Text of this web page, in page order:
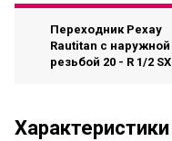
Переходник Рехау
Rautitan с наружной
резьбой 20 - R 1/2 SX
Характеристики